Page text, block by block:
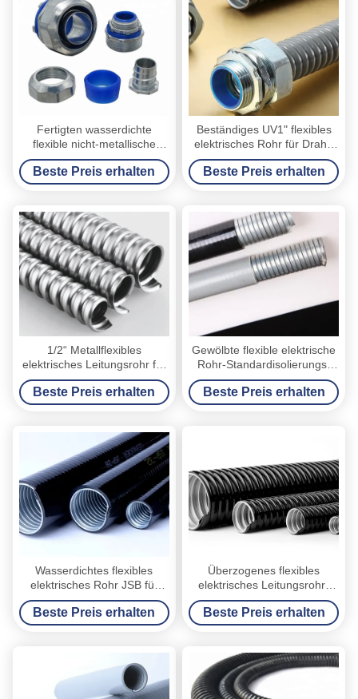
Fertigten wasserdichte
flexible nicht-metallische
Rohr-Standardinstallationen
ULs Stärke besonders an
Beste Preis erhalten
Beständiges UV1" flexibles
elektrisches Rohr für Draht-
Schutz PVC beschichtet
Beste Preis erhalten
1/2“ Metallflexibles
elektrisches Leitungsrohr für
Hochgeschwindigkeitsschienen-
U-Bahn-Ausrüstung
Beste Preis erhalten
Gewölbte flexible elektrische
Rohr-Standardisolierungs-
Dehnfestigkeit ULs
Beste Preis erhalten
Wasserdichtes flexibles
elektrisches Rohr JSB für
ausgezeichneten Gebrauch
den im Freien imprägniern
Beste Preis erhalten
Überzogenes flexibles
elektrisches Leitungsrohr-
kundengerechtes Drucken 4
Zoll PVCs
Beste Preis erhalten